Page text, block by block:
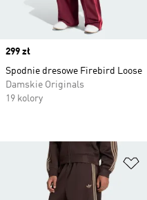
Price
299 zł
Spodnie dresowe Firebird Loose
Damskie Originals
19 kolory